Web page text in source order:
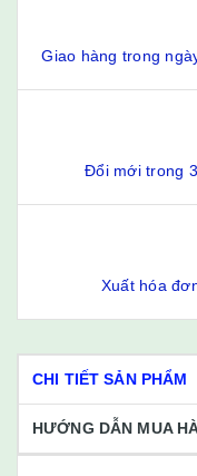
Giao hàng trong
Đổi mới trong
Xuất hóa
CHI TIẾT SẢN PHẨM
HƯỚNG DẪN MUA